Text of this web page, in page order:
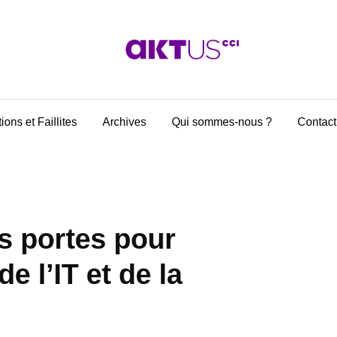
et Faillites Archives Qui sommes-nous ? Contact
portes pour
l’IT et de la